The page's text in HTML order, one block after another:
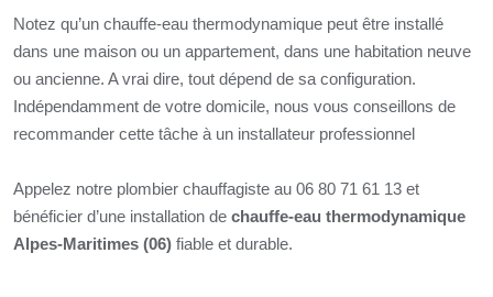
Notez qu’un chauffe-eau thermodynamique peut être installé
dans une maison ou un appartement, dans une habitation neuve
ou ancienne. A vrai dire, tout dépend de sa configuration.
Indépendamment de votre domicile, nous vous conseillons de
recommander cette tâche à un installateur professionnel
Appelez notre plombier chauffagiste au 06 80 71 61 13 et
bénéficier d’une installation de chauffe-eau thermodynamique
Alpes-Maritimes (06) fiable et durable.